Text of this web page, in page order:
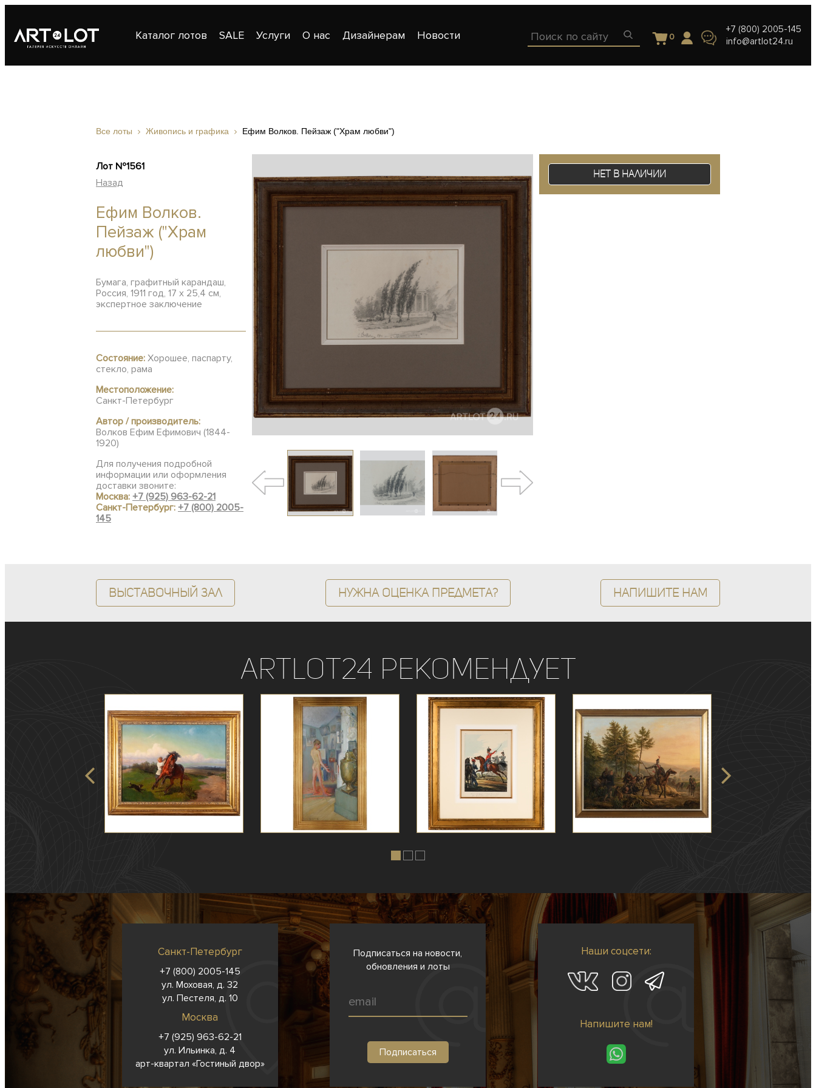
Каталог лотов SALE Услуги О нас Дизайнерам Новости 0
+7 (800) 2005-145
info@artlot24.ru
Все лоты Живопись и графика Ефим Волков. Пейзаж ("Храм любви")
Лот №1561
Назад
Ефим Волков.
Пейзаж ("Храм
любви")
Бумага, графитный карандаш,
Россия, 1911 год, 17 х 25,4 см,
экспертное заключение
Состояние: Хорошее, паспарту,
стекло, рама
Местоположение:
Санкт-Петербург
Автор / производитель:
Волков Ефим Ефимович (1844-
1920)
Для получения подробной
информации или оформления
доставки звоните:
Москва: +7 (925) 963-62-21
Санкт-Петербург: +7 (800) 2005-
145
Нет в наличии
Выставочный зал Нужна оценка предмета? Напишите нам
ArtLot24 рекомендует
Санкт-Петербург
+7 (800) 2005-145
ул. Моховая, д. 32
ул. Пестеля, д. 10
Москва
+7 (925) 963-62-21
ул. Ильинка, д. 4
арт-квартал «Гостиный двор»
Подписаться на новости,
обновления и лоты
Наши соцсети:
Напишите нам!